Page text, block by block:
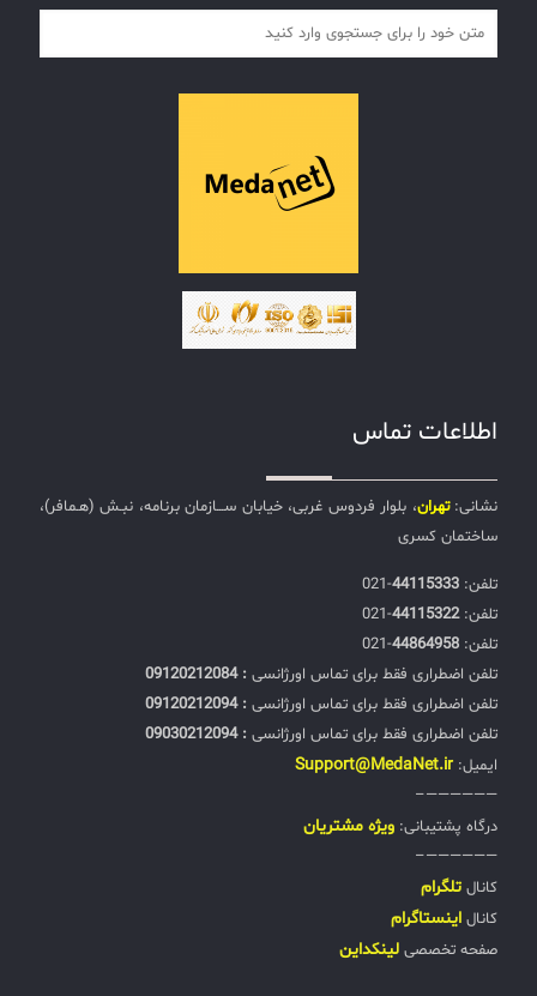
اطلاعات تماس
نشانی:تهران، بلوار فردوس غربی، خیابان ســـازمان برنامه، نبـش (هـمافر)،
ساختمان کسری
تلفن:‌ 44115333
-021
تلفن:‌44115322
-021
تلفن:‌ 44864958
-021
تلفن اضطراری فقط برای تماس اورژانسی : 09120212084
تلفن اضطراری فقط برای تماس اورژانسی : 09120212094
تلفن اضطراری فقط برای تماس اورژانسی : 09030212094
ایمیل: Support@MedaNet.ir
——————–
درگاه پشتیبانی: ويژه مشتریان
——————–
کانال تلگرام
کانال اینستاگرام
صفحه تخصصی لینکداین